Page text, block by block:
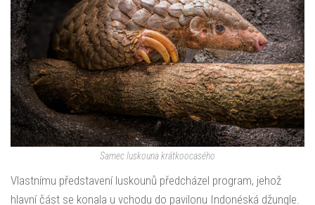
Samec luskouna krátkoocasého
Vlastnímu představení luskounů předcházel program, jehož
hlavní část se konala u vchodu do pavilonu Indonéská džungle.